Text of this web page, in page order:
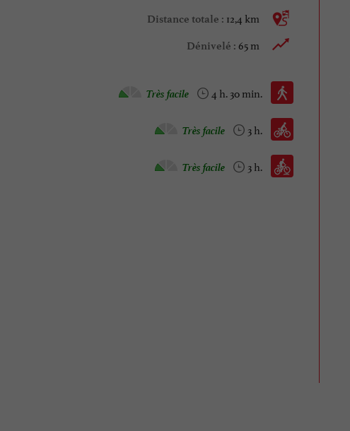
Distance totale : 12,4 km
Dénivelé : 65 m
Marche à pied :
4 h. 30 min.
Très facile
Vélo vtc :
3 h.
Très facile
Vtt :
3 h.
Très facile